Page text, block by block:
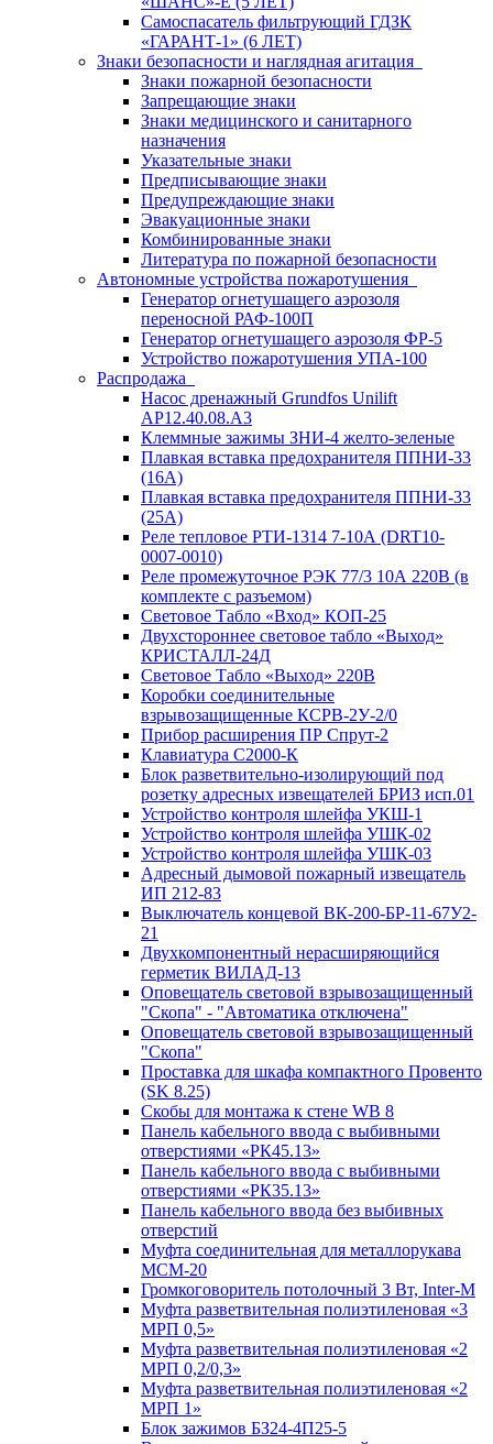
Самоспасатель фильтрующий ГДЗК
«ГАРАНТ-1» (6 ЛЕТ)
Знаки безопасности и наглядная агитация
Знаки пожарной безопасности
Запрещающие знаки
Знаки медицинского и санитарного
назначения
Указательные знаки
Предписывающие знаки
Предупреждающие знаки
Эвакуационные знаки
Комбинированные знаки
Литература по пожарной безопасности
Автономные устройства пожаротушения
Генератор огнетушащего аэрозоля
переносной РАФ-100П
Генератор огнетушащего аэрозоля ФР-5
Устройство пожаротушения УПА-100
Распродажа
Насос дренажный Grundfos Unilift
АP12.40.08.A3
Клеммные зажимы ЗНИ-4 желто-зеленые
Плавкая вставка предохранителя ППНИ-33
(16А)
Плавкая вставка предохранителя ППНИ-33
(25А)
Реле тепловое РТИ-1314 7-10А (DRT10-
0007-0010)
Реле промежуточное РЭК 77/3 10А 220В (в
комплекте с разъемом)
Световое Табло «Вход» КОП-25
Двухстороннее световое табло «Выход»
КРИСТАЛЛ-24Д
Световое Табло «Выход» 220В
Коробки соединительные
взрывозащищенные КСРВ-2У-2/0
Прибор расширения ПР Спрут-2
Клавиатура С2000-К
Блок разветвительно-изолирующий под
розетку адресных извещателей БРИЗ исп.01
Устройство контроля шлейфа УКШ-1
Устройство контроля шлейфа УШК-02
Устройство контроля шлейфа УШК-03
Адресный дымовой пожарный извещатель
ИП 212-83
Выключатель концевой ВК-200-БР-11-67У2-
21
Двухкомпонентный нерасширяющийся
герметик ВИЛАД-13
Оповещатель световой взрывозащищенный
"Скопа" - "Автоматика отключена"
Оповещатель световой взрывозащищенный
"Скопа"
Проставка для шкафа компактного Провенто
(SK 8.25)
Скобы для монтажа к стене WB 8
Панель кабельного ввода с выбивными
отверстиями «РК45.13»
Панель кабельного ввода с выбивными
отверстиями «РК35.13»
Панель кабельного ввода без выбивных
отверстий
Муфта соединительная для металлорукава
МСМ-20
Громкоговоритель потолочный 3 Вт, Inter-M
Муфта разветвительная полиэтиленовая «3
МРП 0,5»
Муфта разветвительная полиэтиленовая «2
МРП 0,2/0,3»
Муфта разветвительная полиэтиленовая «2
МРП 1»
Блок зажимов БЗ24-4П25-5